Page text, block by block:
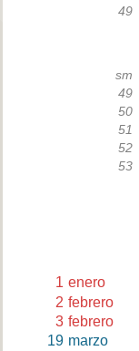
49
sm
49
50
51
52
53
1 enero
2 febrero
3 febrero
19 marzo